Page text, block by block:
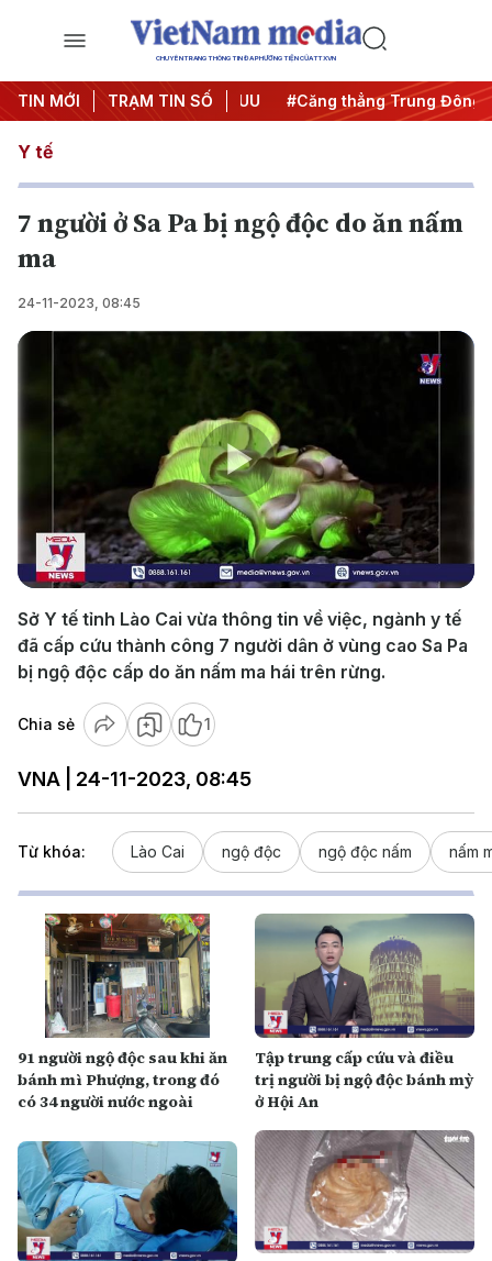
CHUYÊN TRANG THÔNG TIN ĐA PHƯƠNG TIỆN CỦA TTXVN
TIN MỚI TRẠM TIN SỐ
đêm #Chống khai thác IUU #Căng thẳng Trung Đông
Y tế
7 người ở Sa Pa bị ngộ độc do ăn nấm
ma
24-11-2023, 08:45
Play
Video
Sở Y tế tỉnh Lào Cai vừa thông tin về việc, ngành y tế
đã cấp cứu thành công 7 người dân ở vùng cao Sa Pa
bị ngộ độc cấp do ăn nấm ma hái trên rừng.
Chia sẻ 1
VNA | 24-11-2023, 08:45
Từ khóa: Lào Cai ngộ độc ngộ độc nấm nấm
91 người ngộ độc sau khi ăn
bánh mì Phượng, trong đó
có 34 người nước ngoài
T ập trung cấp cứu và điều
trị người bị ngộ độc bánh mỳ
ở Hội An